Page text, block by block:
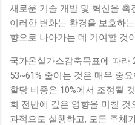
새로운 기술 개발 및 혁신을 촉
이러한 변화는 환경을 보호하
향으로 나아가는 데 기여할 것
국가온실가스감축목표에 따라
53~61% 줄이는 것은 매우 중
할당 비중은 10%에서 조정될
회 전반에 깊은 영향을 미칠 것
과적으로 실행하고, 모든 주체